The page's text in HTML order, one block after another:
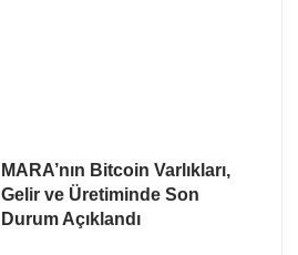
MARA’nın Bitcoin Varlıkları,
Gelir ve Üretiminde Son
Durum Açıklandı